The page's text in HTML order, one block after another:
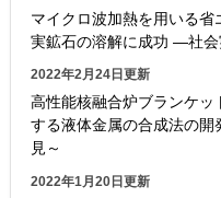
マイクロ波加熱を用いる
実鉱石の溶解に成功 ―社
2022年2月24日更新
高性能核融合炉ブランケ
する液体金属の合成法の開
見～
2022年1月20日更新